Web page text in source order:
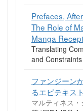
Prefaces,
The Role of
Manga
Translating
and
ファンジーン
るエピテキス
マルティネス